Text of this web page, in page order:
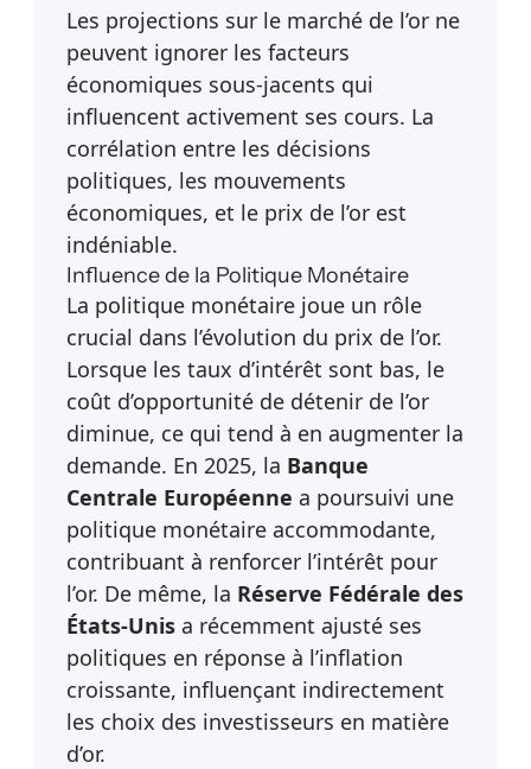
Les projections sur le marché de l’or ne
peuvent ignorer les facteurs
économiques sous-jacents qui
influencent activement ses cours. La
corrélation entre les décisions
politiques, les mouvements
économiques, et le prix de l’or est
indéniable.
Influence de la Politique Monétaire
La politique monétaire joue un rôle
crucial dans l’évolution du prix de l’or.
Lorsque les taux d’intérêt sont bas, le
coût d’opportunité de détenir de l’or
diminue, ce qui tend à en augmenter la
demande. En 2025, la Banque
Centrale Européenne a poursuivi une
politique monétaire accommodante,
contribuant à renforcer l’intérêt pour
l’or. De même, la Réserve Fédérale des
États-Unis a récemment ajusté ses
politiques en réponse à l’inflation
croissante, influençant indirectement
les choix des investisseurs en matière
d’or.